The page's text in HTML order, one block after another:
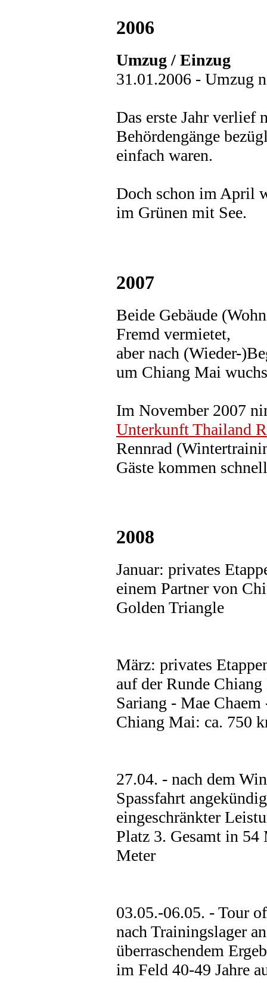
2006
Umzug / Einzug
31.01.2006 - Umzug
Das erste Jahr verlief
Behördengänge
einfach waren.
Doch schon im April
im Grünen mit See.
2007
Beide Gebäude
Fremd vermietet,
aber nach (Wieder-
um Chiang Mai
Im November 2007
Unterkunft Thailand
Rennrad
Gäste kommen
2008
Januar: privates
einem Partner von
Golden Triangle
März: privates
auf der Runde
Sariang - Mae
Chiang Mai: ca. 750
27.04. - nach dem
Spassfahrt
eingeschränkter
Platz 3. Gesamt in
Meter
03.05.-06.05. - Tour
nach Trainingslager
überraschendem
im Feld 40-49 Jahre